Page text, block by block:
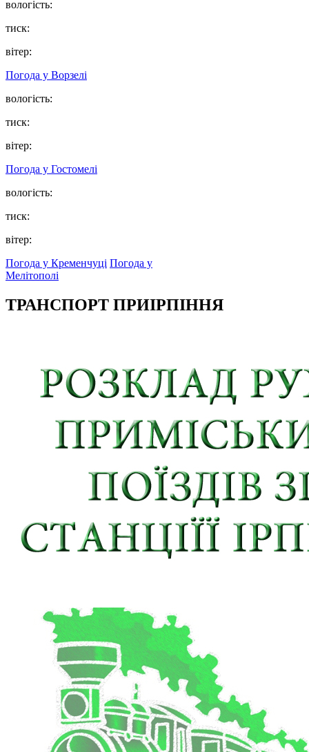
вологість:
тиск:
вітер:
Погода у Ворзелі
вологість:
тиск:
вітер:
Погода у Гостомелі
вологість:
тиск:
вітер:
Погода у Кременчуці Погода у
Мелітополі
ТРАНСПОРТ ПРИІРПІННЯ